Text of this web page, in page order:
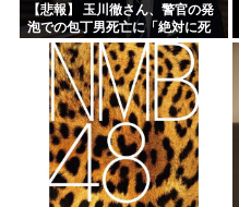
【悲報】 玉川徹さん、警官の発
泡での包丁男死亡に「絶対に死
刑にならない罪なのに警察が死
刑にした！」 → 元警官のマジレ
スがコチラ → ………